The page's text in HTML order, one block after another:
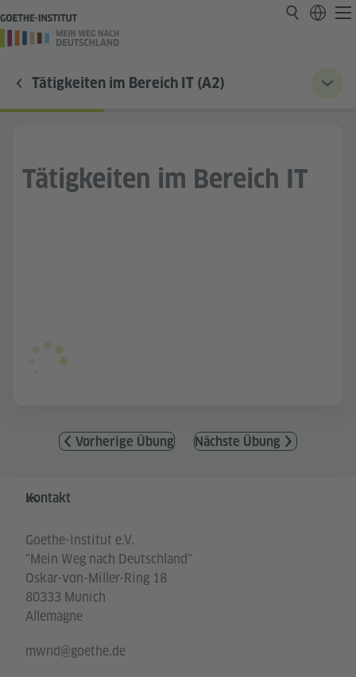
Tätigkeiten im Bereich IT (A2)
Tätigkeiten im Bereich IT
Vorherige Übung Nächste Übung
Service- und Informationsbereich
Kontakt
Goethe-Institut e.V.
"Mein Weg nach Deutschland"
Oskar-von-Miller-Ring 18
80333 Munich
Allemagne
mwnd@goethe.de